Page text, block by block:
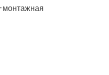
монтажная